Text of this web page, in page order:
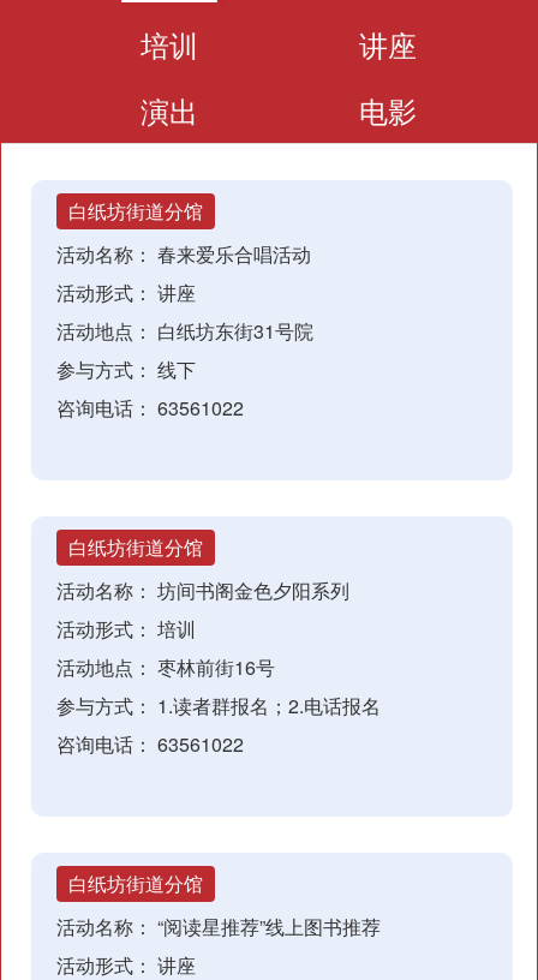
培训
讲座
演出
电影
白纸坊街道分馆
活动名称： 春来爱乐合唱活动
活动形式： 讲座
活动地点： 白纸坊东街31号院
参与方式： 线下
咨询电话： 63561022
白纸坊街道分馆
活动名称： 坊间书阁金色夕阳系列
活动形式： 培训
活动地点： 枣林前街16号
参与方式： 1.读者群报名；2.电话报名
咨询电话： 63561022
白纸坊街道分馆
活动名称： “阅读星推荐”线上图书推荐
活动形式： 讲座